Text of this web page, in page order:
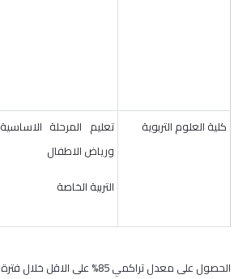
كلية العلوم التربوية
تعليم المرحلة الاساسية
ورياض الاطفال
التربية الخاصة
الحصول على معدل تراكمي 85% على الاقل خلال فترة الدراسة.